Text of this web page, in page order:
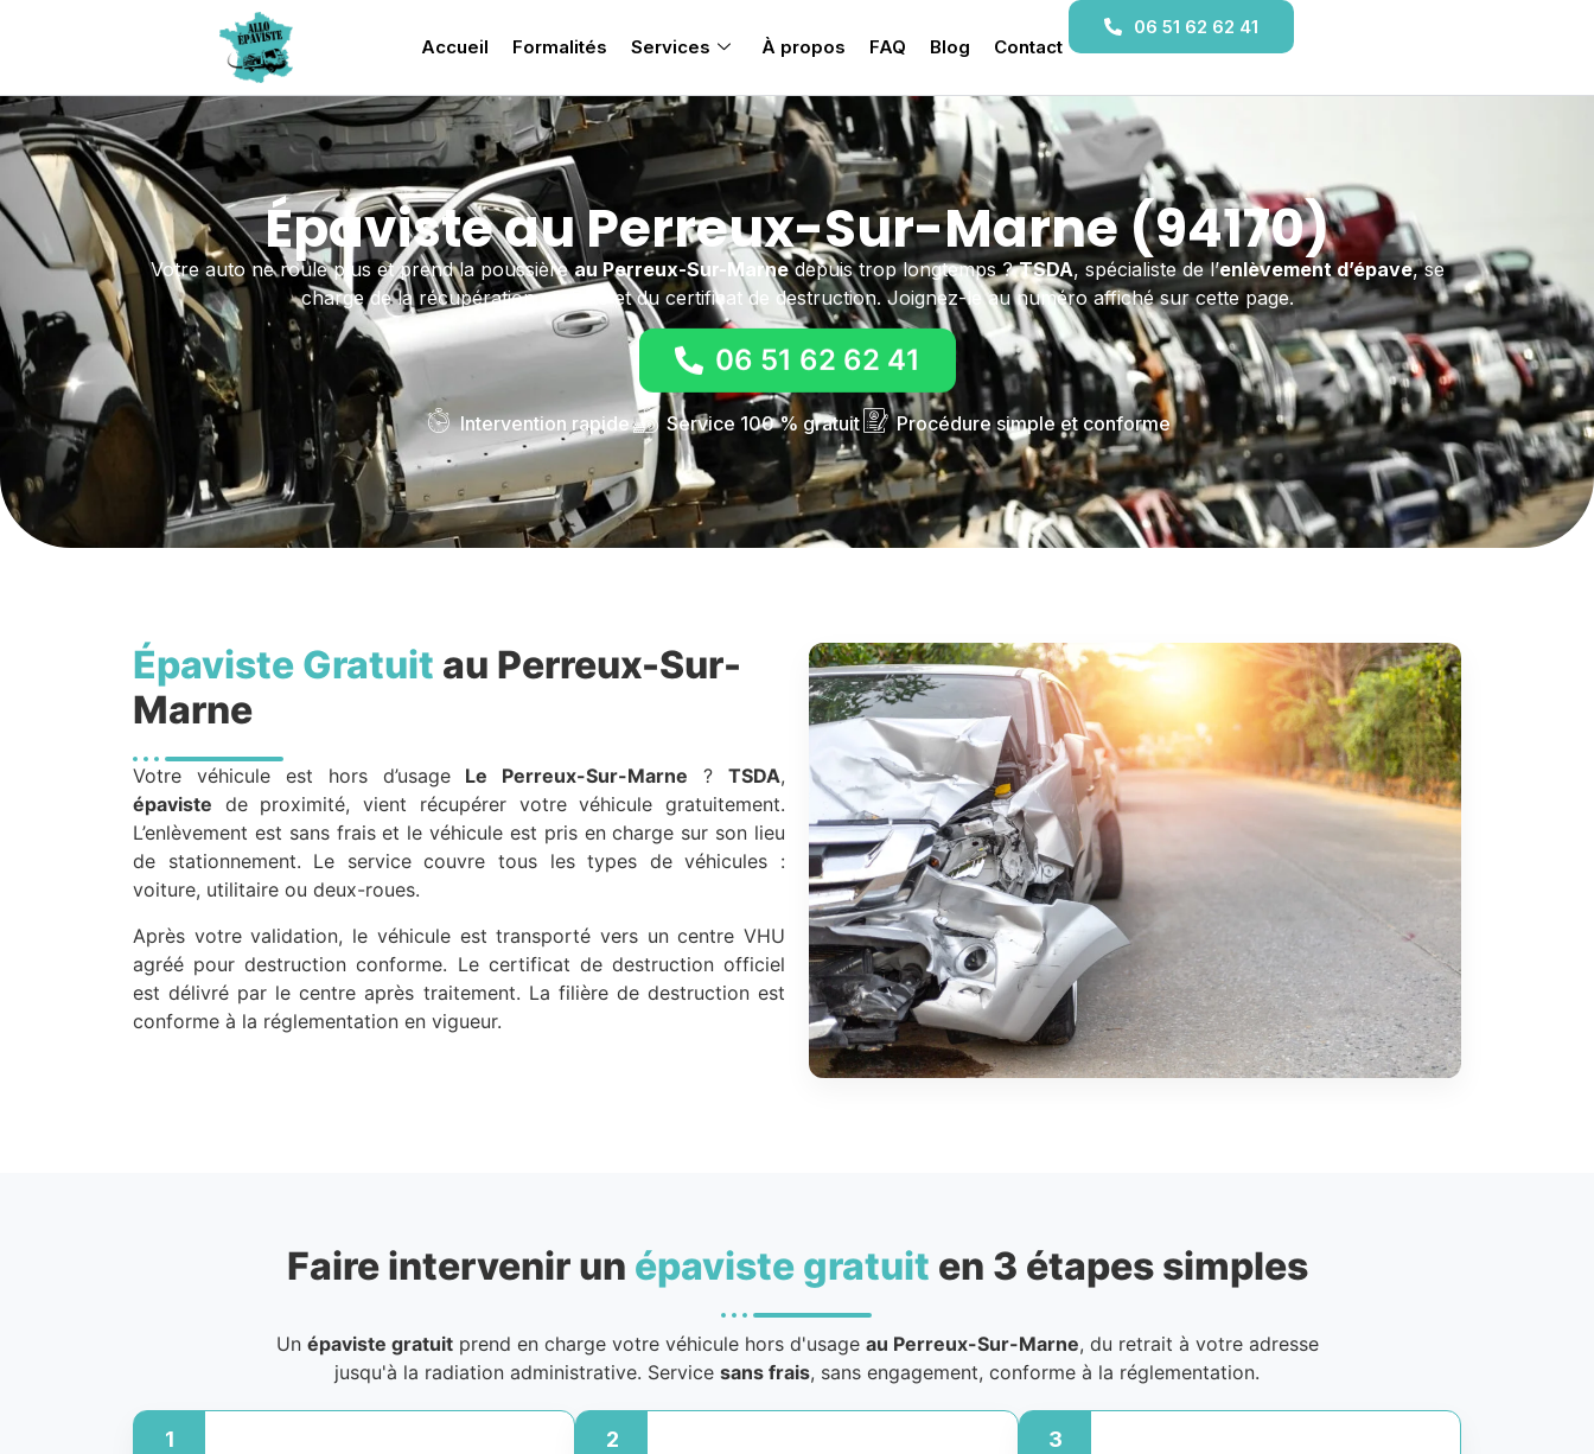
Accueil Formalités Services À propos FAQ Blog Contact
06 51 62 62 41
Épaviste au Perreux-Sur-Marne (94170)
Votre auto ne roule plus et prend la poussièreau Perreux-Sur-Marnedepuis trop longtemps ?TSDA, spécialiste de l’enlèvement d’épave, se
charge de la récupération gratuite et du certificat de destruction. Joignez-le au numéro affiché sur cette page.
06 51 62 62 41
Intervention rapide Service 100 % gratuit Procédure simple et conforme
Épaviste Gratuit au Perreux-Sur-
Marne
Votre véhicule est hors d’usage Le Perreux-Sur-Marne ? TSDA,
épaviste de proximité, vient récupérer votre véhicule gratuitement.
L’enlèvement est sans frais et le véhicule est pris en charge sur son lieu
de stationnement. Le service couvre tous les types de véhicules :
voiture, utilitaire ou deux-roues.
Après votre validation, le véhicule est transporté vers un centre VHU
agréé pour destruction conforme. Le certificat de destruction officiel
est délivré par le centre après traitement. La filière de destruction est
conforme à la réglementation en vigueur.
Faire intervenir un épaviste gratuit en 3 étapes simples
Un épaviste gratuitprend en charge votre véhicule hors d'usage au Perreux-Sur-Marne, du retrait à votre adresse
jusqu'à la radiation administrative. Service sans frais, sans engagement, conforme à la réglementation.
1 2 3